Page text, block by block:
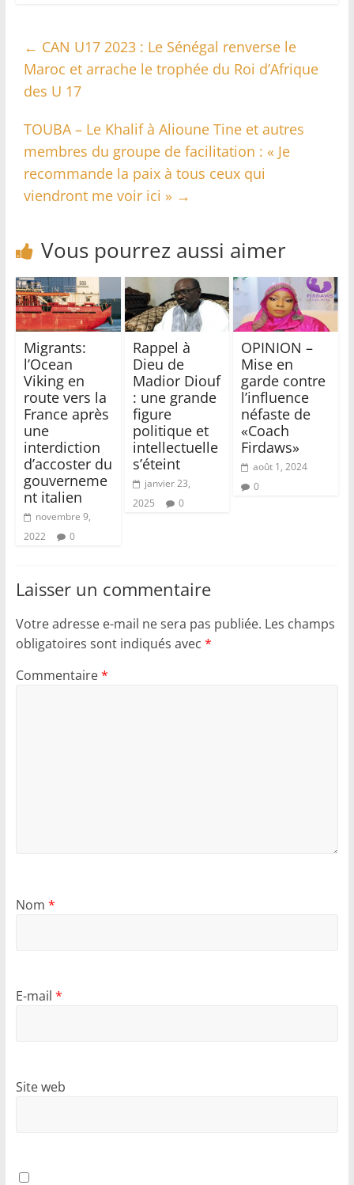
← CAN U17 2023 : Le Sénégal renverse le
Maroc et arrache le trophée du Roi d’Afrique
des U 17
TOUBA – Le Khalif à Alioune Tine et autres
membres du groupe de facilitation : « Je
recommande la paix à tous ceux qui
viendront me voir ici » →
Vous pourrez aussi aimer
Migrants:
l’Ocean
Viking en
route vers la
France après
une
interdiction
d’accoster du
gouverneme
nt italien
novembre 9,
2022
0
Rappel à
Dieu de
Madior Diouf
: une grande
figure
politique et
intellectuelle
s’éteint
janvier 23,
2025
0
OPINION –
Mise en
garde contre
l’influence
néfaste de
«Coach
Firdaws»
août 1, 2024
0
Laisser un commentaire
Votre adresse e-mail ne sera pas publiée. Les champs
obligatoires sont indiqués avec *
Commentaire*
Nom *
E-mail *
Site web